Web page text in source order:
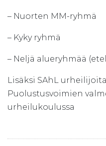
– Nuorten MM-ryhmä
– Kyky ryhmä
– Neljä alueryhmää
Lisäksi SAhL
Puolustusvoimien
urheilukoulussa